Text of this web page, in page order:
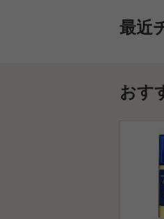
最近
おす